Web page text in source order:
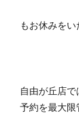
もお休みをい
自由が丘店
予約を最大